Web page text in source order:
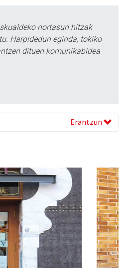
nortasun hitzak
Harpidedun eginda, tokiko
dituen komunikabidea
Erantzun